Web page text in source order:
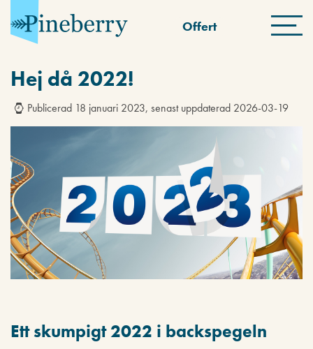
Offert
Hej då 2022!
Publicerad 18 januari 2023, senast uppdaterad 2026-03-19
Ett skumpigt 2022 i backspegeln